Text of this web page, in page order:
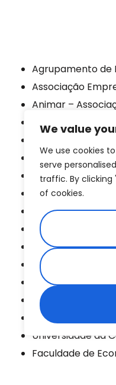
We value
We use cookies
serve
traffic. By clicking
of cookies.
Agrupamento de
Associação
Animar –
RIIS – Rede de
CLAS Lousã e
Conselho Local
Conselho Sénior
CPCJ alargada
Rede Social
Junta de
Junta de
Junta de
Município da
Município de
Dueceira;
Universidade da
Faculdade de